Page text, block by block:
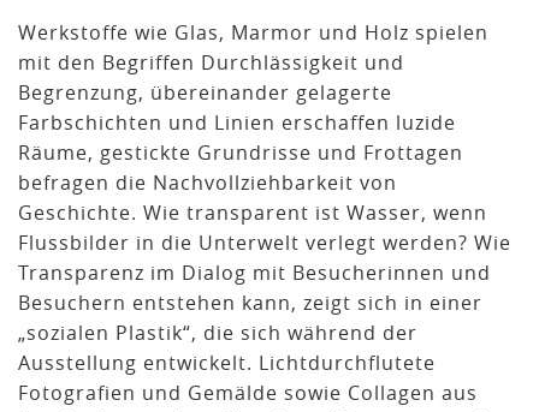
Werkstoffe wie Glas, Marmor und Holz spielen
mit den Begriffen Durchlässigkeit und
Begrenzung, übereinander gelagerte
Farbschichten und Linien erschaffen luzide
Räume, gestickte Grundrisse und Frottagen
befragen die Nachvollziehbarkeit von
Geschichte. Wie transparent ist Wasser, wenn
Flussbilder in die Unterwelt verlegt werden? Wie
Transparenz im Dialog mit Besucherinnen und
Besuchern entstehen kann, zeigt sich in einer
„sozialen Plastik“, die sich während der
Ausstellung entwickelt. Lichtdurchflutete
Fotografien und Gemälde sowie Collagen aus